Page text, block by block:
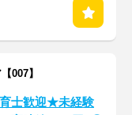
007】
育士歓迎★未経験